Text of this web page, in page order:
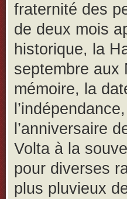
fraternité des
de deux mois
historique, la
septembre aux
mémoire, la
l’anniversaire
Volta à la
pour diverses
plus pluvieux